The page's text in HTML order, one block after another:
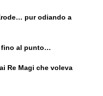
pur odiando a
fino al punto…
Re Magi che voleva